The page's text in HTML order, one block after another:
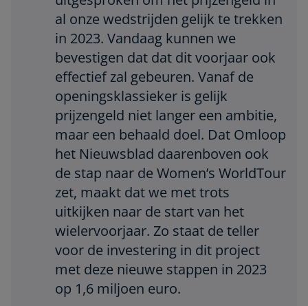
al onze wedstrijden gelijk te trekken
in 2023. Vandaag kunnen we
bevestigen dat dat dit voorjaar ook
effectief zal gebeuren. Vanaf de
openingsklassieker is gelijk
prijzengeld niet langer een ambitie,
maar een behaald doel. Dat Omloop
het Nieuwsblad daarenboven ook
de stap naar de Women’s WorldTour
zet, maakt dat we met trots
uitkijken naar de start van het
wielervoorjaar. Zo staat de teller
voor de investering in dit project
met deze nieuwe stappen in 2023
op 1,6 miljoen euro.